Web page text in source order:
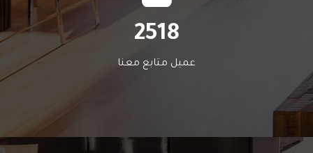
2518
عميل متابع معنا